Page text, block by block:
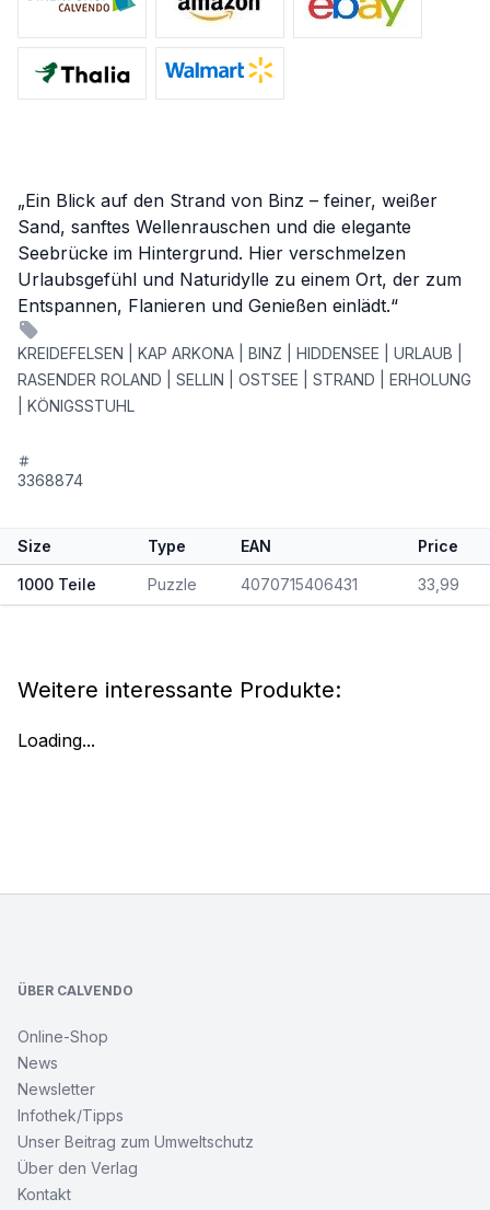
„Ein Blick auf den Strand von Binz – feiner, weißer
Sand, sanftes Wellenrauschen und die elegante
Seebrücke im Hintergrund. Hier verschmelzen
Urlaubsgefühl und Naturidylle zu einem Ort, der zum
Entspannen, Flanieren und Genießen einlädt.“
KREIDEFELSEN | KAP ARKONA | BINZ | HIDDENSEE | URLAUB |
RASENDER ROLAND | SELLIN | OSTSEE | STRAND | ERHOLUNG
| KÖNIGSSTUHL
3368874
Size Type EAN Price
1000 Teile Puzzle 4070715406431 33,99
Weitere interessante Produkte:
Loading...
ÜBER CALVENDO
Online-Shop
News
Newsletter
Infothek/Tipps
Unser Beitrag zum Umweltschutz
Über den Verlag
Kontakt